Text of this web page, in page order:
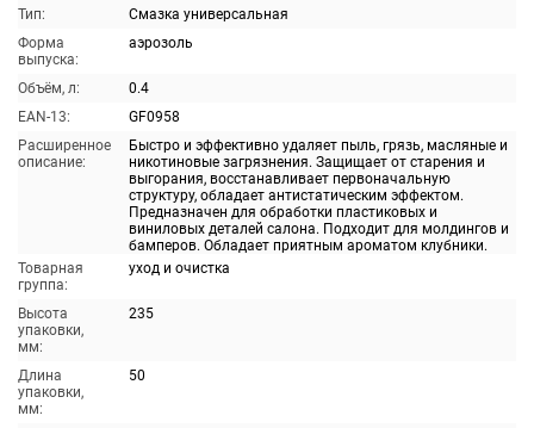
Тип:
Смазка универсальная
Форма
выпуска:
аэрозоль
Объём, л:
0.4
EAN-13:
GF0958
Расширенное
описание:
Быстро и эффективно удаляет пыль, грязь, масляные и
никотиновые загрязнения. Защищает от старения и
выгорания, восстанавливает первоначальную
структуру, обладает антистатическим эффектом.
Предназначен для обработки пластиковых и
виниловых деталей салона. Подходит для молдингов и
бамперов. Обладает приятным ароматом клубники.
Товарная
группа:
уход и очистка
Высота
упаковки,
мм:
235
Длина
упаковки,
мм:
50